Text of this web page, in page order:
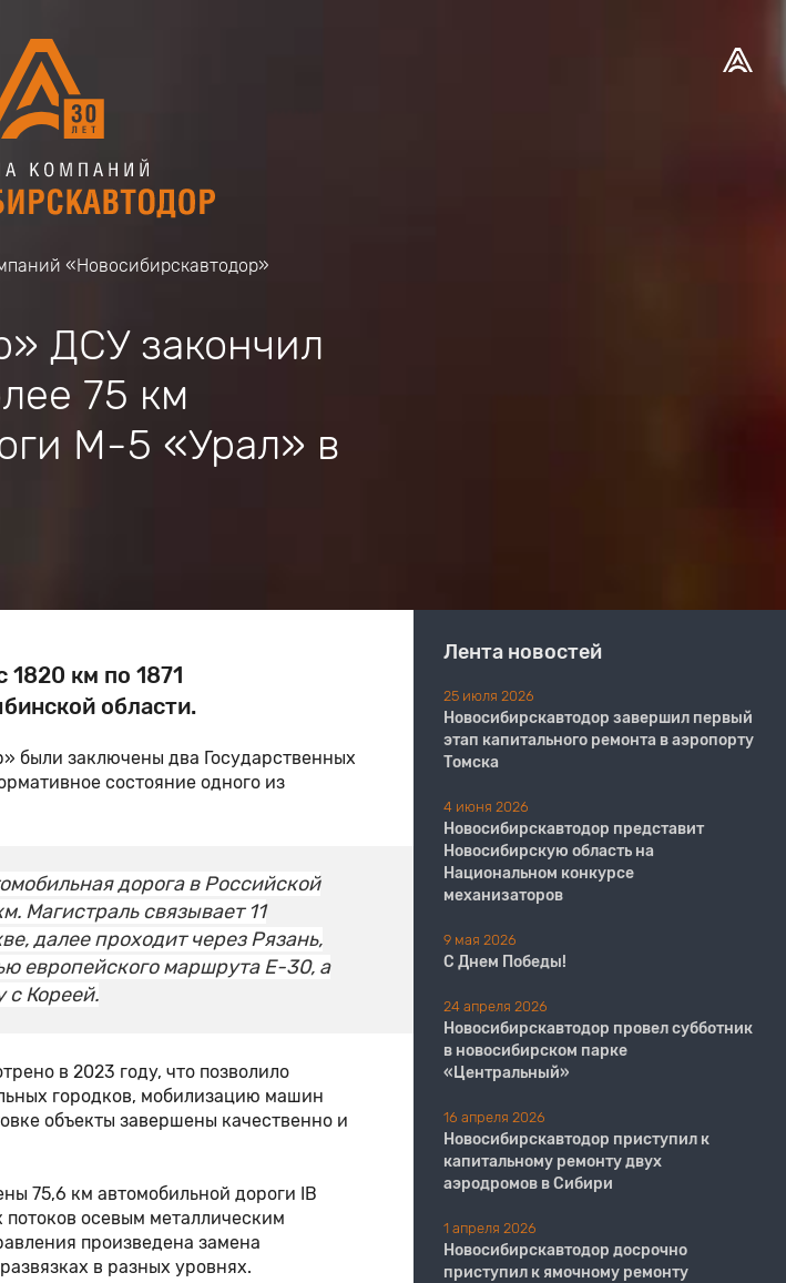
«Новосибирскавтодор»
ДСУ закончил
75 км
М-5 «Урал» в
км по 1871
области.
были заключены два Государственных
состояние одного из
дорога в Российской
Магистраль связывает 11
далее проходит через Рязань,
европейского маршрута Е-30, а
с Кореей.
в 2023 году, что позволило
городков, мобилизацию машин
объекты завершены качественно и
75,6 км автомобильной дороги IВ
осевым металлическим
произведена замена
в разных уровнях.
Лента новостей
25 июля 2026
Новосибирскавтодор завершил первый
этап капитального ремонта в аэропорту
Томска
4 июня 2026
Новосибирскавтодор представит
Новосибирскую область на
Национальном конкурсе
механизаторов
9 мая 2026
С Днем Победы!
24 апреля 2026
Новосибирскавтодор провел субботник
в новосибирском парке
«Центральный»
16 апреля 2026
Новосибирскавтодор приступил к
капитальному ремонту двух
аэродромов в Сибири
1 апреля 2026
Новосибирскавтодор досрочно
приступил к ямочному ремонту